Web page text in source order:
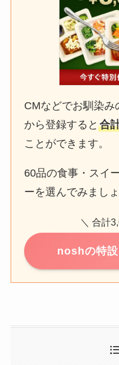
CMなどでお馴染み
から登録すると合
ことができます。
60品の食事・スイ
ーを選んでみまし
＼ 合計
noshの特